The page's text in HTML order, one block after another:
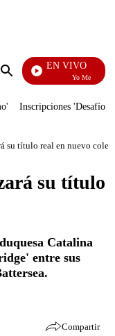
Enviar
EN VIVO
Yo Me Llamo
Inscripciones 'Desafío'
su título real en nuevo
su título
Catalina
entre sus
Compartir